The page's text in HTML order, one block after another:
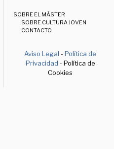
SOBRE EL MÁSTER
SOBRE CULTURA JOVEN
CONTACTO
Aviso Legal -Política de
Privacidad - Política de
Cookies